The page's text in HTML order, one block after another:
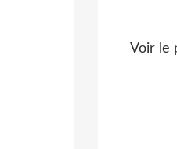
Voir le